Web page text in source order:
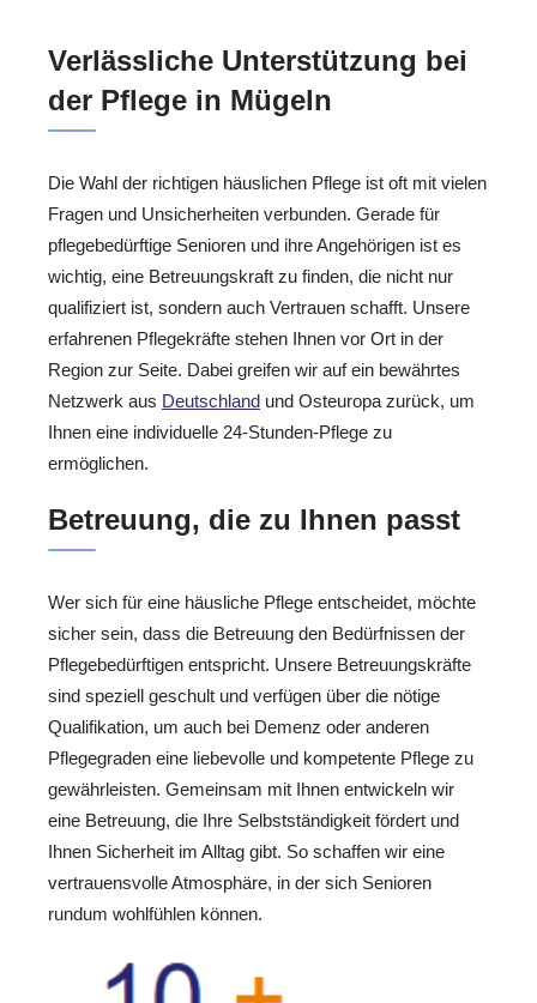
Verlässliche Unterstützung bei
der Pflege in Mügeln
Die Wahl der richtigen häuslichen Pflege ist oft mit vielen
Fragen und Unsicherheiten verbunden. Gerade für
pflegebedürftige Senioren und ihre Angehörigen ist es
wichtig, eine Betreuungskraft zu finden, die nicht nur
qualifiziert ist, sondern auch Vertrauen schafft. Unsere
erfahrenen Pflegekräfte stehen Ihnen vor Ort in der
Region zur Seite. Dabei greifen wir auf ein bewährtes
Netzwerk aus Deutschland und Osteuropa zurück, um
Ihnen eine individuelle 24-Stunden-Pflege zu
ermöglichen.
Betreuung, die zu Ihnen passt
Wer sich für eine häusliche Pflege entscheidet, möchte
sicher sein, dass die Betreuung den Bedürfnissen der
Pflegebedürftigen entspricht. Unsere Betreuungskräfte
sind speziell geschult und verfügen über die nötige
Qualifikation, um auch bei Demenz oder anderen
Pflegegraden eine liebevolle und kompetente Pflege zu
gewährleisten. Gemeinsam mit Ihnen entwickeln wir
eine Betreuung, die Ihre Selbstständigkeit fördert und
Ihnen Sicherheit im Alltag gibt. So schaffen wir eine
vertrauensvolle Atmosphäre, in der sich Senioren
rundum wohlfühlen können.